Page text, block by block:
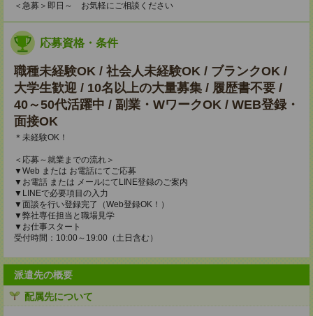
＜急募＞即日～ お気軽にご相談ください
応募資格・条件
職種未経験OK / 社会人未経験OK / ブランクOK /
大学生歓迎 / 10名以上の大量募集 / 履歴書不要 /
40～50代活躍中 / 副業・WワークOK / WEB登録・
面接OK
＊未経験OK！
＜応募～就業までの流れ＞
▼Web または お電話にてご応募
▼お電話 または メールにてLINE登録のご案内
▼LINEで必要項目の入力
▼面談を行い登録完了（Web登録OK！）
▼弊社専任担当と職場見学
▼お仕事スタート
受付時間：10:00～19:00（土日含む）
派遣先の概要
配属先について